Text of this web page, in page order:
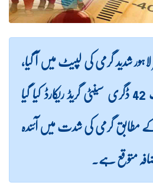
شدید گرمی کی لپیٹ میں آ گیا،
جہاں شہر کا درجہ حرارت 42 ڈگری سینٹی گریڈ ریکارڈ کیا گیا
گرمی کی شدت میں آئندہ
متوقع ہے۔